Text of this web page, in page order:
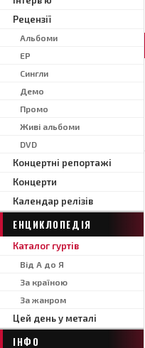
Рецензії
Альбоми
EP
Сингли
Демо
Промо
Живі альбоми
DVD
Концертні репортажі
Концерти
Календар релізів
ЕНЦИКЛОПЕДІЯ
Каталог гуртів
Від А до Я
За країною
За жанром
Цей день у металі
ІНФО